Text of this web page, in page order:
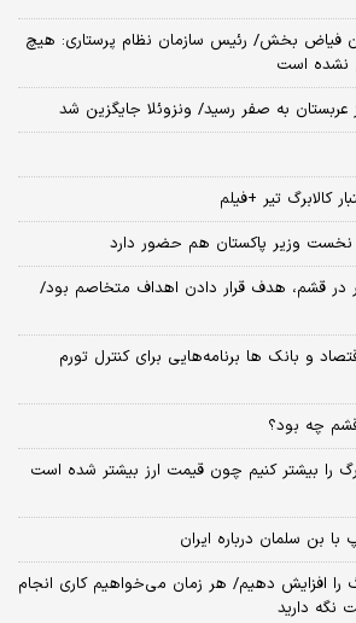
فیاض بخش/ رئیس سازمان نظام پرستاری: هیچ
نشده است
عربستان به صفر رسید/ ونزوئلا جایگزین شد
کالابرگ تیر +فیلم
نخست وزیر پاکستان هم حضور دارد
در قشم، هدف قرار دادن اهداف متخاصم بود/
و بانک ها برنامه‌هایی برای کنترل تورم
چه بود؟
را بیشتر کنیم چون قیمت ارز بیشتر شده است
بن سلمان درباره ایران
را افزایش دهیم/ هر زمان می‌خواهیم کاری انجام
نگه دارید